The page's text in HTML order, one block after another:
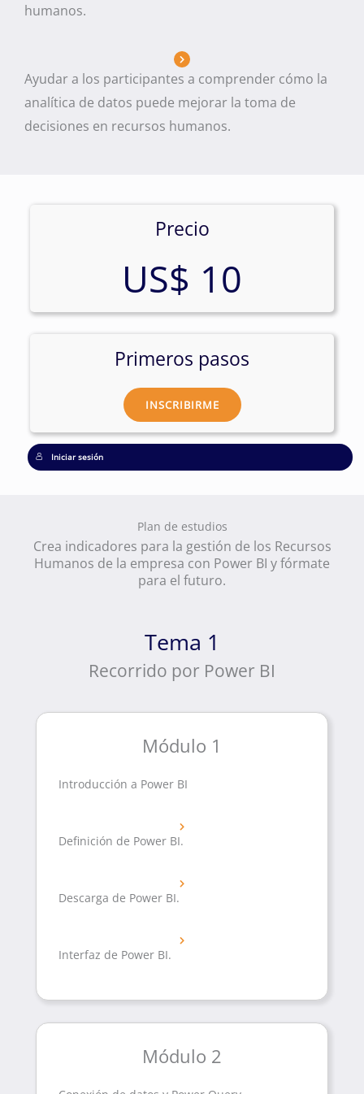
humanos.
Ayudar a los participantes a comprender cómo la
analítica de datos puede mejorar la toma de
decisiones en recursos humanos.
Precio
US$ 10
Primeros pasos
INSCRIBIRME
Iniciar sesión
Plan de estudios
Crea indicadores para la gestión de los Recursos
Humanos de la empresa con Power BI y fórmate
para el futuro.
Tema 1
Recorrido por Power BI
Módulo 1
Introducción a Power BI
Definición de Power BI.
Descarga de Power BI.
Interfaz de Power BI.
Módulo 2